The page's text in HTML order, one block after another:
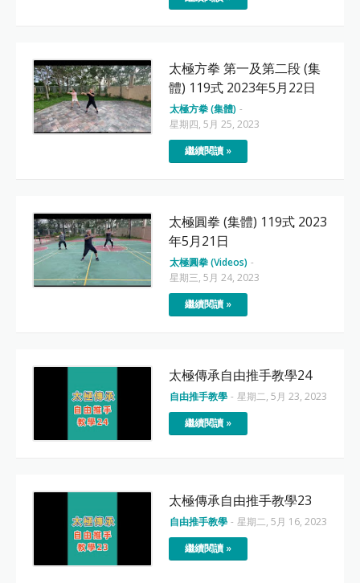
太極方拳 第一及第二段 (集
體) 119式 2023年5月22日
太極方拳 (集體) -
星期四, 5月 25, 2023
繼續閱讀 »
太極圓拳 (集體) 119式 2023
年5月21日
太極圓拳 (Videos) -
星期三, 5月 24, 2023
繼續閱讀 »
太極傳承自由推手教學24
自由推手教學 - 星期二, 5月 23, 2023
繼續閱讀 »
太極傳承自由推手教學23
自由推手教學 - 星期二, 5月 16, 2023
繼續閱讀 »